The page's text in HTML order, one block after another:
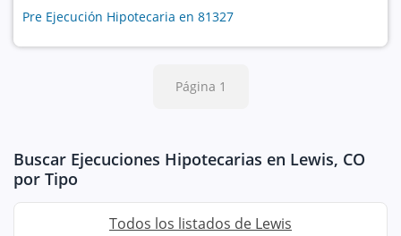
Pre Ejecución Hipotecaria en 81327
Página 1
Buscar Ejecuciones Hipotecarias en Lewis, CO
por Tipo
Todos los listados de Lewis